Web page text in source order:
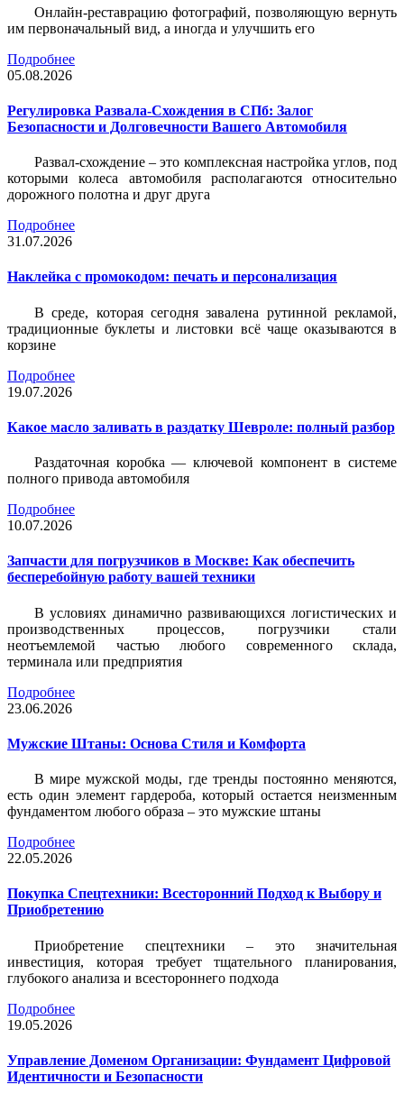
Онлайн-реставрацию фотографий, позволяющую вернуть
им первоначальный вид, а иногда и улучшить его
Подробнее
05.08.2026
Регулировка Развала-Схождения в СПб: Залог
Безопасности и Долговечности Вашего Автомобиля
Развал-схождение – это комплексная настройка углов, под
которыми колеса автомобиля располагаются относительно
дорожного полотна и друг друга
Подробнее
31.07.2026
Наклейка c промокодом: печать и персонализация
В среде, которая сегодня завалена рутинной рекламой,
традиционные буклеты и листовки всё чаще оказываются в
корзине
Подробнее
19.07.2026
Какое масло заливать в раздатку Шевроле: полный разбор
Раздаточная коробка — ключевой компонент в системе
полного привода автомобиля
Подробнее
10.07.2026
Запчасти для погрузчиков в Москве: Как обеспечить
бесперебойную работу вашей техники
В условиях динамично развивающихся логистических и
производственных процессов, погрузчики стали
неотъемлемой частью любого современного склада,
терминала или предприятия
Подробнее
23.06.2026
Мужские Штаны: Основа Стиля и Комфорта
В мире мужской моды, где тренды постоянно меняются,
есть один элемент гардероба, который остается неизменным
фундаментом любого образа – это мужские штаны
Подробнее
22.05.2026
Покупка Спецтехники: Всесторонний Подход к Выбору и
Приобретению
Приобретение спецтехники – это значительная
инвестиция, которая требует тщательного планирования,
глубокого анализа и всестороннего подхода
Подробнее
19.05.2026
Управление Доменом Организации: Фундамент Цифровой
Идентичности и Безопасности